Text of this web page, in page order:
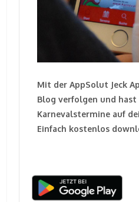
Mit der AppSolut Jeck
Blog verfolgen und hast
Karnevalstermine auf
Einfach kostenlos